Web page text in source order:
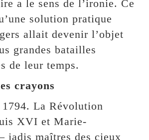
a le sens de l’ironie. Ce
solution pratique
allait devenir l’objet
grandes batailles
de leur temps.
crayons
La Révolution
XVI et Marie-
jadis maîtres des cieux